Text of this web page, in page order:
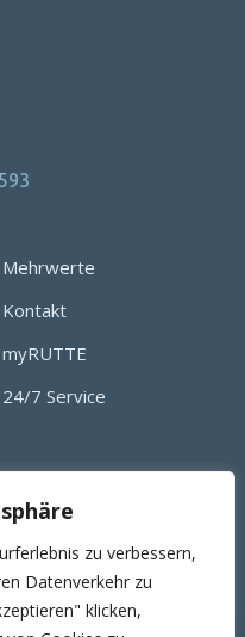
zu verbessern,
Datenverkehr zu
klicken,
Mehrwerte
Kontakt
myRUTTE
24/7 Service
und Videos bedarf
RUTTE Sicherungstechnik